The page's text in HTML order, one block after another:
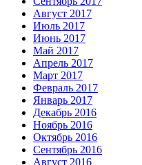
Август 2017
Июль 2017
Июнь 2017
Май 2017
Апрель 2017
Март 2017
Февраль 2017
Январь 2017
Декабрь 2016
Ноябрь 2016
Октябрь 2016
Сентябрь 2016
Август 2016